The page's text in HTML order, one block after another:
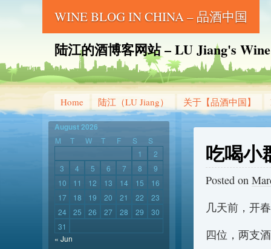
WINE BLOG IN CHINA – 品酒中国
陆江的酒博客网站 – LU Jiang's
Home 陆江（LU Jiang） 关于【品酒中国】
吃喝小
Posted on
几天前，开
四位，两支
August 2026
M T W T F S
S
1
2
3
4 5 6 7 8
9
10
11 12 13 14 15
16
17
18 19 20 21 22
23
24
25 26 27 28 29
30
31
« Jun